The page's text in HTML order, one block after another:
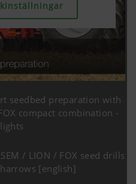
seedbed preparation with
compact combination -
/ LION / FOX seed drills
[english]